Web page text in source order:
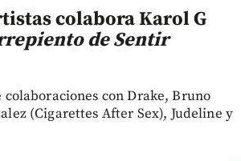
colabora Karol G
de Sentir
con Drake, Bruno
(Cigarettes After Sex), Judeline y